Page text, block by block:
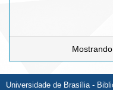
Universidade de Brasília -